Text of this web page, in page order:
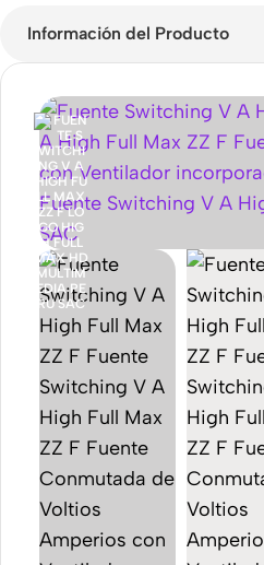
Información del Producto